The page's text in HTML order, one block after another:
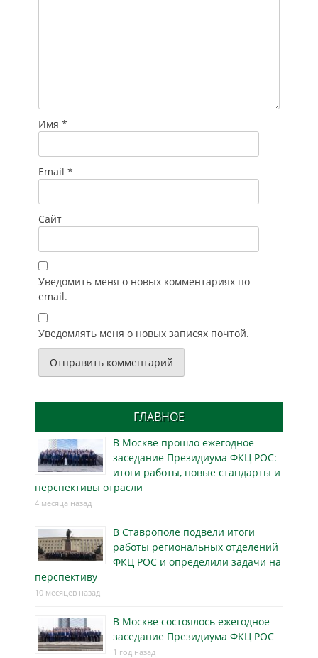
Имя *
Email *
Сайт
Уведомить меня о новых комментариях по
email.
Уведомлять меня о новых записях почтой.
ГЛАВНОЕ
В Москве прошло ежегодное
заседание Президиума ФКЦ РОС:
итоги работы, новые стандарты и
перспективы отрасли
4 месяца назад
В Ставрополе подвели итоги
работы региональных отделений
ФКЦ РОС и определили задачи на
перспективу
10 месяцев назад
В Москве состоялось ежегодное
заседание Президиума ФКЦ РОС
1 год назад